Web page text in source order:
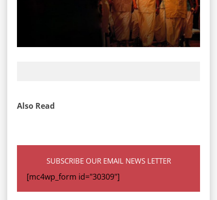
Also Read
SUBSCRIBE OUR EMAIL NEWS LETTER
[mc4wp_form id="30309"]